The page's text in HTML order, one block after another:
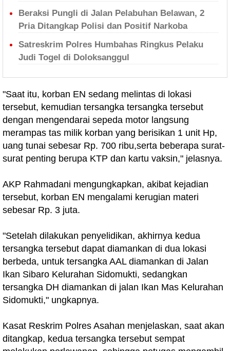
Beraksi Pungli di Jalan Pelabuhan Belawan, 2
Pria Ditangkap Polisi dan Positif Narkoba
Satreskrim Polres Humbahas Ringkus Pelaku
Judi Togel di Doloksanggul
"Saat itu, korban EN sedang melintas di lokasi
tersebut, kemudian tersangka tersangka tersebut
dengan mengendarai sepeda motor langsung
merampas tas milik korban yang berisikan 1 unit Hp,
uang tunai sebesar Rp. 700 ribu,serta beberapa surat-
surat penting berupa KTP dan kartu vaksin," jelasnya.
AKP Rahmadani mengungkapkan, akibat kejadian
tersebut, korban EN mengalami kerugian materi
sebesar Rp. 3 juta.
"Setelah dilakukan penyelidikan, akhirnya kedua
tersangka tersebut dapat diamankan di dua lokasi
berbeda, untuk tersangka AAL diamankan di Jalan
Ikan Sibaro Kelurahan Sidomukti, sedangkan
tersangka DH diamankan di jalan Ikan Mas Kelurahan
Sidomukti," ungkapnya.
Kasat Reskrim Polres Asahan menjelaskan, saat akan
ditangkap, kedua tersangka tersebut sempat